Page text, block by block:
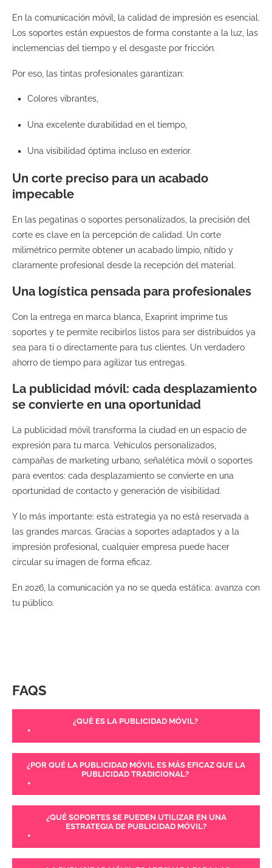
En la comunicación móvil, la calidad de impresión es esencial.
Los soportes están expuestos de forma constante a la luz, las
inclemencias del tiempo y el desgaste por fricción.
Por eso, las tintas profesionales garantizan:
Colores vibrantes,
Una excelente durabilidad en el tiempo,
Una visibilidad óptima incluso en exterior.
Un corte preciso para un acabado
impecable
En las pegatinas o soportes personalizados, la precisión del
corte es clave en la percepción de calidad. Un corte
milimétrico permite obtener un acabado limpio, nítido y
claramente profesional desde la recepción del material.
Una logística pensada para profesionales
Con la entrega en marca blanca, Exaprint imprime tus
soportes y te permite recibirlos listos para ser distribuidos ya
sea para ti o directamente para tus clientes. Un verdadero
ahorro de tiempo para agilizar tus entregas.
La publicidad móvil: cada desplazamiento
se convierte en una oportunidad
La publicidad móvil transforma la ciudad en un espacio de
expresión para tu marca. Vehículos personalizados,
campañas de marketing urbano, señalética móvil o soportes
para eventos: cada desplazamiento se convierte en una
oportunidad de contacto y generación de visibilidad.
Y lo más importante: esta estrategia ya no está reservada a
las grandes marcas. Gracias a soportes adaptados y a la
impresión profesional, cualquier empresa puede hacer
circular su imagen de forma eficaz.
En 2026, la comunicación ya no se queda estática: avanza con
tu público.
FAQS
¿QUÉ ES LA PUBLICIDAD MÓVIL?
+
¿POR QUÉ LA PUBLICIDAD MÓVIL ES MÁS EFICAZ QUE LA
PUBLICIDAD TRADICIONAL?
+
¿QUÉ SOPORTES SE PUEDEN UTILIZAR EN UNA
ESTRATEGIA DE PUBLICIDAD MÓVIL?
+